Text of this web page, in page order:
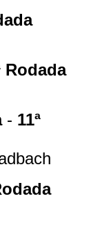
Rodada
- 11ª